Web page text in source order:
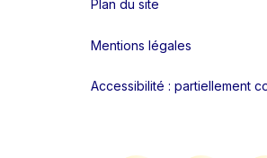
Plan du site
Mentions légales
Accessibilité : partiellement